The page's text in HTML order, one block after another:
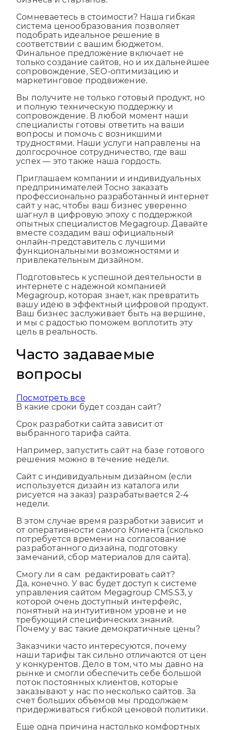
Сомневаетесь в стоимости? Наша гибкая
система ценообразования позволяет
подобрать идеальное решение в
соответствии с вашим бюджетом.
Финальное предложение включает не
только создание сайтов, но и их дальнейшее
сопровождение, SEO-оптимизацию и
Вы получите не только готовый продукт, но
и полную техническую поддержку и
сопровождение. В любой момент наши
специалисты готовы ответить на ваши
вопросы и помочь с возникшими
трудностями. Наши услуги направлены на
долгосрочное сотрудничество, где ваш
Приглашаем компании и индивидуальных
предпринимателей Тосно заказать
профессионально разработанный интернет
сайт у нас, чтобы ваш бизнес уверенно
шагнул в цифровую эпоху с поддержкой
опытных специалистов Megagroup. Давайте
вместе создадим ваш официальный
онлайн-представитель с лучшими
функциональными возможностями и
Подготовьтесь к успешной деятельности в
интернете с надежной компанией
Megagroup, которая знает, как превратить
вашу идею в эффектный цифровой продукт.
Ваш бизнес заслуживает быть на вершине,
и мы с радостью поможем воплотить эту
Часто задаваемые
вопросы
Посмотреть все
Срок разработки сайта зависит от
Например, запустить сайт на базе готового
Сайт с индивидуальным дизайном (если
используется дизайн из каталога или
рисуется на заказ) разрабатывается 2-4
В этом случае время разработки зависит и
от оперативности самого Клиента (сколько
потребуется времени на согласование
разработанного дизайна, подготовку
Смогу ли я сам редактировать сайт?
Да, конечно. У вас будет доступ к системе
управления сайтом Megagroup CMS.S3, у
которой очень доступный интерфейс,
понятный на интуитивном уровне и не
требующий специфических знаний.
Заказчики часто интересуются, почему
наши тарифы так сильно отличаются от цен
у конкурентов. Дело в том, что мы давно на
рынке и смогли обеспечить себе большой
поток постоянных клиентов, которые
заказывают у нас по несколько сайтов. За
счет больших объемов мы продолжаем